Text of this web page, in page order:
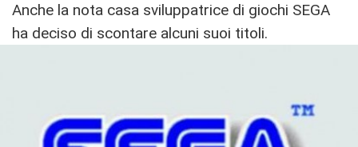
Anche la nota casa sviluppatrice di giochi SEGA
ha deciso di scontare alcuni suoi titoli.